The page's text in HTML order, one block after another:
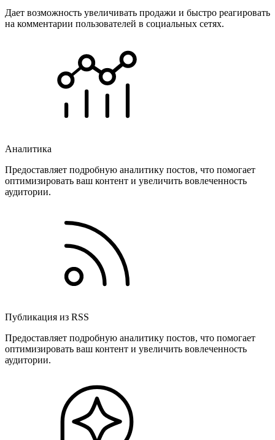
Дает возможность увеличивать продажи и быстро реагировать
на комментарии пользователей в социальных сетях.
Аналитика
Предоставляет подробную аналитику постов, что помогает
оптимизировать ваш контент и увеличить вовлеченность
аудитории.
Публикация из RSS
Предоставляет подробную аналитику постов, что помогает
оптимизировать ваш контент и увеличить вовлеченность
аудитории.